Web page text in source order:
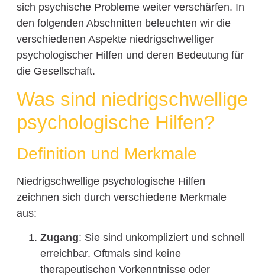
sich psychische Probleme weiter verschärfen. In
den folgenden Abschnitten beleuchten wir die
verschiedenen Aspekte niedrigschwelliger
psychologischer Hilfen und deren Bedeutung für
die Gesellschaft.
Was sind niedrigschwellige
psychologische Hilfen?
Definition und Merkmale
Niedrigschwellige psychologische Hilfen
zeichnen sich durch verschiedene Merkmale
aus:
Zugang: Sie sind unkompliziert und schnell
erreichbar. Oftmals sind keine
therapeutischen Vorkenntnisse oder